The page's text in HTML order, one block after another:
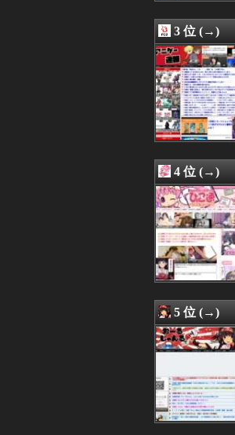
08/07 12:01
08/07 12:01
08/07 12:01
08/07 12:01
08/07 12:01
08/07 12:01
08/07 12:00
08/07 12:00
08/07 12:00
08/07 12:00
08/07 12:00
08/07 12:00
08/07 12:00
08/07 12:00
08/07 12:00
08/07 12:00
08/07 12:00
08/07 12:00
08/07 12:00
08/07 12:00
08/07 12:00
08/07 12:00
08/07 12:00
08/07 12:00
08/07 12:00
08/07 12:00
3 位 (→)
4 位 (→)
5 位 (→)